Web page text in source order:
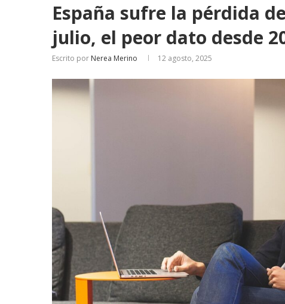
España sufre la pérdida
julio, el peor dato desde
Escrito por Nerea Merino 12 agosto, 2025